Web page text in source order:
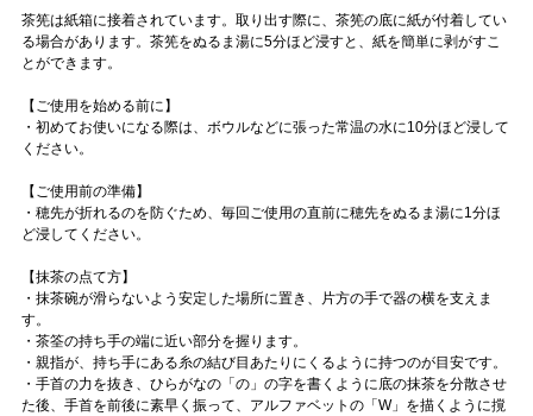
茶筅は紙箱に接着されています。取り出す際に、茶筅の底に紙が付着してい
る場合があります。茶筅をぬるま湯に5分ほど浸すと、紙を簡単に剥がすこ
とができます。
【ご使用を始める前に】
・初めてお使いになる際は、ボウルなどに張った常温の水に10分ほど浸して
ください。
【ご使用前の準備】
・穂先が折れるのを防ぐため、毎回ご使用の直前に穂先をぬるま湯に1分ほ
ど浸してください。
【抹茶の点て方】
・抹茶碗が滑らないよう安定した場所に置き、片方の手で器の横を支えま
す。
・茶筌の持ち手の端に近い部分を握ります。
・親指が、持ち手にある糸の結び目あたりにくるように持つのが目安です。
・手首の力を抜き、ひらがなの「の」の字を書くように底の抹茶を分散させ
た後、手首を前後に素早く振って、アルファベットの「W」を描くように撹